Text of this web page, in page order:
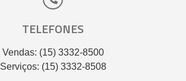
TELEFONES
Vendas: (15) 3332-8500
Serviços: (15) 3332-8508